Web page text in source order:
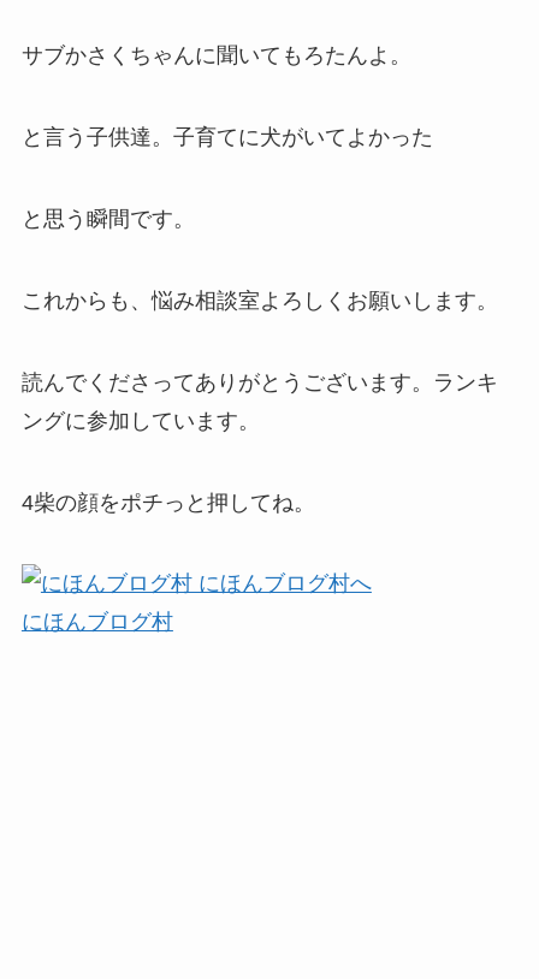
サブかさくちゃんに聞いてもろたんよ。
と言う子供達。子育てに犬がいてよかった
と思う瞬間です。
これからも、悩み相談室よろしくお願いします。
読んでくださってありがとうございます。ランキ
ングに参加しています。
4柴の顔をポチっと押してね。
にほんブログ村